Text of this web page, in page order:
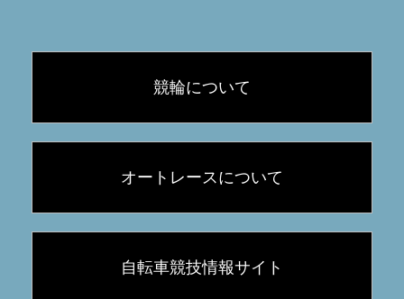
競輪について
オートレースについて
自転車競技情報サイト